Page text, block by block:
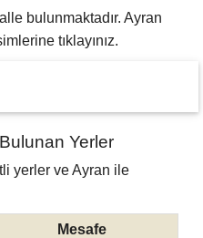
bulunmaktadır. Ayran
tıklayınız.
Yerler
yerler ve Ayran ile
Mesafe